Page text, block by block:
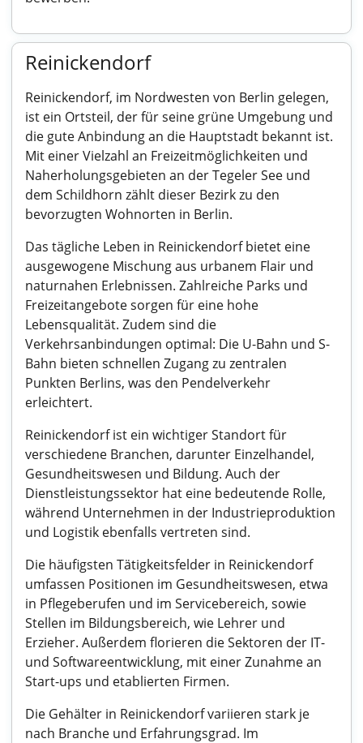
Reinickendorf
Reinickendorf, im Nordwesten von Berlin gelegen,
ist ein Ortsteil, der für seine grüne Umgebung und
die gute Anbindung an die Hauptstadt bekannt ist.
Mit einer Vielzahl an Freizeitmöglichkeiten und
Naherholungsgebieten an der Tegeler See und
dem Schildhorn zählt dieser Bezirk zu den
bevorzugten Wohnorten in Berlin.
Das tägliche Leben in Reinickendorf bietet eine
ausgewogene Mischung aus urbanem Flair und
naturnahen Erlebnissen. Zahlreiche Parks und
Freizeitangebote sorgen für eine hohe
Lebensqualität. Zudem sind die
Verkehrsanbindungen optimal: Die U-Bahn und S-
Bahn bieten schnellen Zugang zu zentralen
Punkten Berlins, was den Pendelverkehr
erleichtert.
Reinickendorf ist ein wichtiger Standort für
verschiedene Branchen, darunter Einzelhandel,
Gesundheitswesen und Bildung. Auch der
Dienstleistungssektor hat eine bedeutende Rolle,
während Unternehmen in der Industrieproduktion
und Logistik ebenfalls vertreten sind.
Die häufigsten Tätigkeitsfelder in Reinickendorf
umfassen Positionen im Gesundheitswesen, etwa
in Pflegeberufen und im Servicebereich, sowie
Stellen im Bildungsbereich, wie Lehrer und
Erzieher. Außerdem florieren die Sektoren der IT-
und Softwareentwicklung, mit einer Zunahme an
Start-ups und etablierten Firmen.
Die Gehälter in Reinickendorf variieren stark je
nach Branche und Erfahrungsgrad. Im